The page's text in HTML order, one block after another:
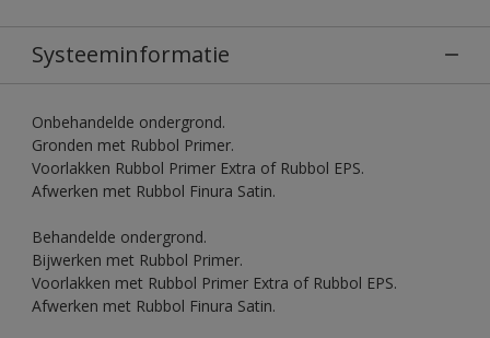
Systeeminformatie
Onbehandelde ondergrond.
Gronden met Rubbol Primer.
Voorlakken Rubbol Primer Extra of Rubbol EPS.
Afwerken met Rubbol Finura Satin.
Behandelde ondergrond.
Bijwerken met Rubbol Primer.
Voorlakken met Rubbol Primer Extra of Rubbol EPS.
Afwerken met Rubbol Finura Satin.